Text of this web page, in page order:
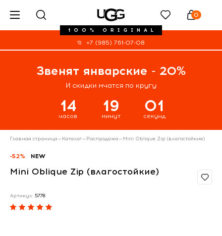
100% ORIGINAL
0
+7 (985) 761-07-08
Звенят январские - 20%
И скидки мчатся по кругу
14
часов
19
минут
00
секунд
Главная страница— Каталог— Распродажа— Mini Oblique Zip (влагостойкие)
-52% NEW
Mini Oblique Zip (влагостойкие)
Артикул: 5778